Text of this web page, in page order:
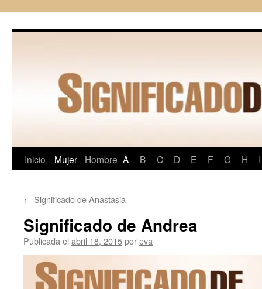
Inicio Mujer Hombre A B C D E F G H I
← Significado de Anastasia
Significado de Andrea
Publicada el abril 18, 2015poreva